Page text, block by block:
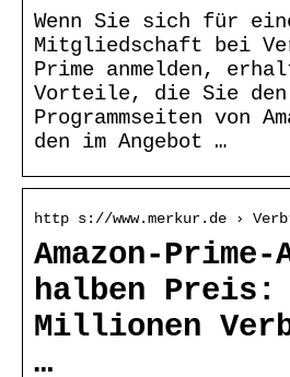
Wenn Sie sich für
Mitgliedschaft bei
Prime anmelden,
Vorteile, die Sie den
Programmseiten von
den im Angebot …
http s://www.merkur.de ›
Amazon-Prime-
halben Preis:
Millionen
…